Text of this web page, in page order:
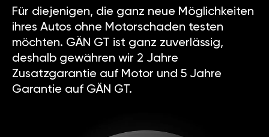
Für diejenigen, die ganz neue Möglichkeiten
ihres Autos ohne Motorschaden testen
möchten. GÄN GT ist ganz zuverlässig,
deshalb gewähren wir 2 Jahre
Zusatzgarantie auf Motor und 5 Jahre
Garantie auf GÄN GT.